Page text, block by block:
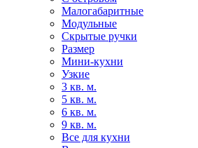
Малогабаритные
Модульные
Скрытые ручки
Размер
Мини-кухни
Узкие
3 кв. м.
5 кв. м.
6 кв. м.
9 кв. м.
Все для кухни